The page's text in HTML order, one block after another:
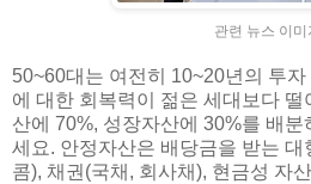
관련 뉴스 이미
50~60대는 여전히 10~20년의 투
에 대한 회복력이 젊은 세대보다
산에 70%, 성장자산에 30%를 배
세요. 안정자산은 배당금을 받는 대
콤), 채권(국채, 회사채), 현금성 자